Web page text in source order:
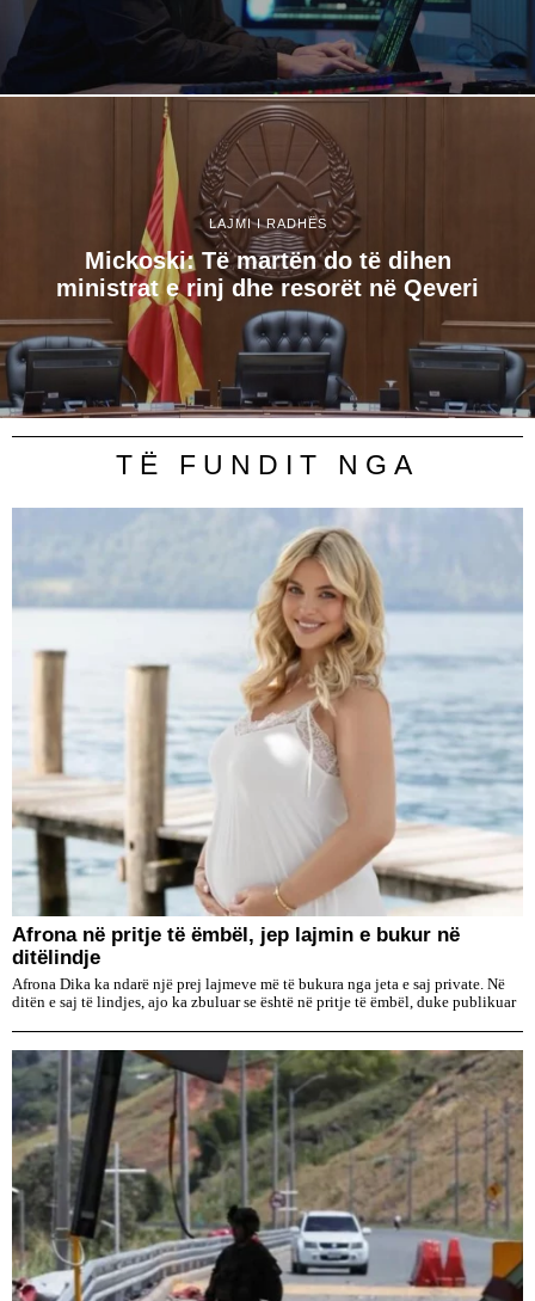
LAJMI I RADHËS
Mickoski: Të martën do të dihen
ministrat e rinj dhe resorët në Qeveri
TË FUNDIT NGA
Afrona në pritje të ëmbël, jep lajmin e bukur në
ditëlindje
Afrona Dika ka ndarë një prej lajmeve më të bukura nga jeta e saj private. Në
ditën e saj të lindjes, ajo ka zbuluar se është në pritje të ëmbël, duke publikuar